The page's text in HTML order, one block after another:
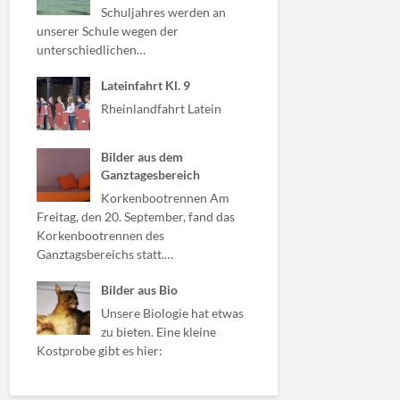
Schuljahres werden an
unserer Schule wegen der
unterschiedlichen…
Lateinfahrt Kl. 9
Rheinlandfahrt Latein
Bilder aus dem
Ganztagesbereich
Korkenbootrennen Am
Freitag, den 20. September, fand das
Korkenbootrennen des
Ganztagsbereichs statt.…
Bilder aus Bio
Unsere Biologie hat etwas
zu bieten. Eine kleine
Kostprobe gibt es hier: